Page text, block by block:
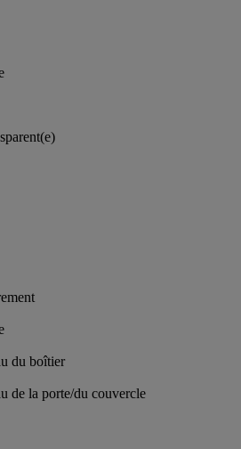
du boîtier
de la porte/du couvercle